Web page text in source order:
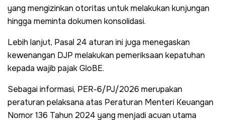
yang mengizinkan otoritas untuk melakukan kunjungan
hingga meminta dokumen konsolidasi.
Lebih lanjut, Pasal 24 aturan ini juga menegaskan
kewenangan DJP melakukan pemeriksaan kepatuhan
kepada wajib pajak GloBE.
Sebagai informasi, PER-6/PJ/2026 merupakan
peraturan pelaksana atas Peraturan Menteri Keuangan
Nomor 136 Tahun 2024 yang menjadi acuan utama